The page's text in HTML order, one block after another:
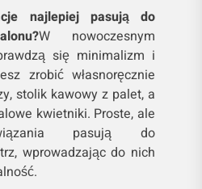
najlepiej pasują do
W nowoczesnym
się minimalizm i
zrobić własnoręcznie
stolik kawowy z palet, a
kwietniki. Proste, ale
pasują do
wprowadzając do nich